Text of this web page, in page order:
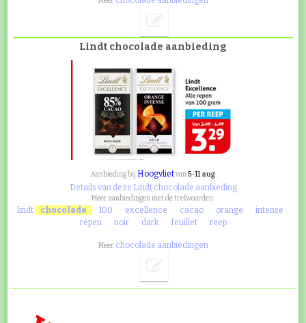
Lindt chocolade aanbieding
Aanbieding bij Hoogvlietvan5-11 aug
Details van deze Lindt chocolade aanbieding
Meer aanbiedingen met de trefwoorden:
lindt chocolade 100 excellence cacao orange
intense
repen
noir dark feuillet reep
Meer chocolade aanbiedingen